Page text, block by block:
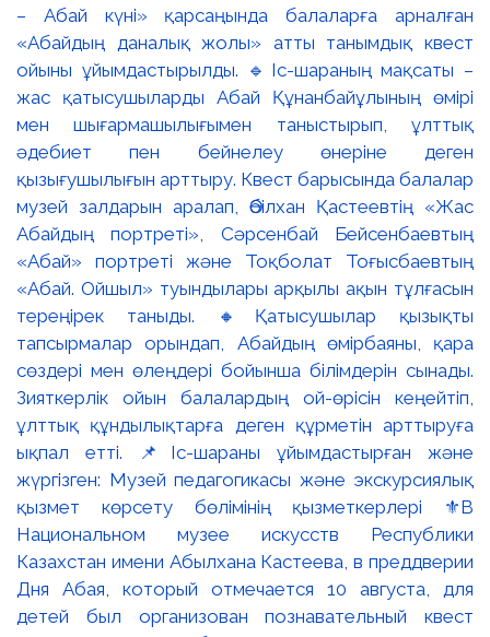
– Абай күні» қарсаңында балаларға арналған
«Абайдың даналық жолы» атты танымдық квест
ойыны ұйымдастырылды. 🔹Іс-шараның мақсаты –
жас қатысушыларды Абай Құнанбайұлының өмірі
мен шығармашылығымен таныстырып, ұлттық
әдебиет пен бейнелеу өнеріне деген
қызығушылығын арттыру. Квест барысында балалар
музей залдарын аралап, Әбілхан Қастеевтің «Жас
Абайдың портреті», Сәрсенбай Бейсенбаевтың
«Абай» портреті және Тоқболат Тоғысбаевтың
«Абай. Ойшыл» туындылары арқылы ақын тұлғасын
тереңірек таныды. 🔸Қатысушылар қызықты
тапсырмалар орындап, Абайдың өмірбаяны, қара
сөздері мен өлеңдері бойынша білімдерін сынады.
Зияткерлік ойын балалардың ой-өрісін кеңейтіп,
ұлттық құндылықтарға деген құрметін арттыруға
ықпал етті. 📌Іс-шараны ұйымдастырған және
жүргізген: Музей педагогикасы және экскурсиялық
қызмет көрсету бөлімінің қызметкерлері ⚜️В
Национальном музее искусств Республики
Казахстан имени Абылхана Кастеева, в преддверии
Дня Абая, который отмечается 10 августа, для
детей был организован познавательный квест